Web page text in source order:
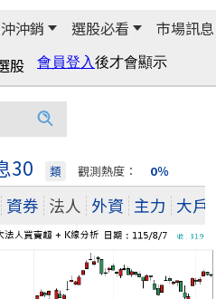
沖銷 選股必看
市場訊息
股
30 類 觀測熱度： 0％
資券 法人 外資 主力 大戶